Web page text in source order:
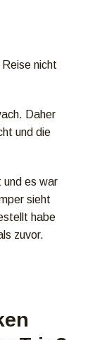
nicht
Daher
und die
und es war
sieht
habe
zuvor.